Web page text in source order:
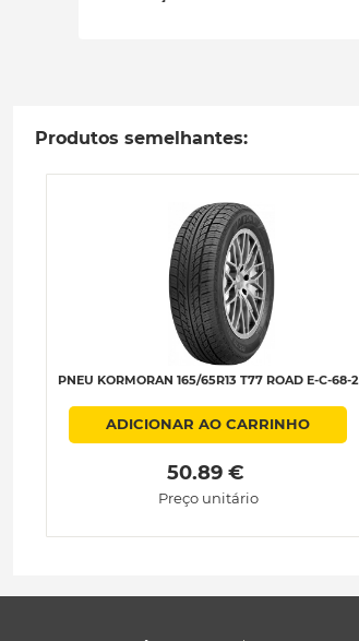
Produtos semelhantes:
PNEU KORMORAN 165/65R13 T77 ROAD E-C-68-2
ADICIONAR AO CARRINHO
50.89 €
Preço unitário